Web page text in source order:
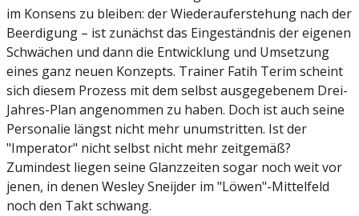
im Konsens zu bleiben: der Wiederauferstehung nach der
Beerdigung – ist zunächst das Eingeständnis der eigenen
Schwächen und dann die Entwicklung und Umsetzung
eines ganz neuen Konzepts. Trainer Fatih Terim scheint
sich diesem Prozess mit dem selbst ausgegebenem Drei-
Jahres-Plan angenommen zu haben. Doch ist auch seine
Personalie längst nicht mehr unumstritten. Ist der
"Imperator" nicht selbst nicht mehr zeitgemäß?
Zumindest liegen seine Glanzzeiten sogar noch weit vor
jenen, in denen Wesley Sneijder im "Löwen"-Mittelfeld
noch den Takt schwang.